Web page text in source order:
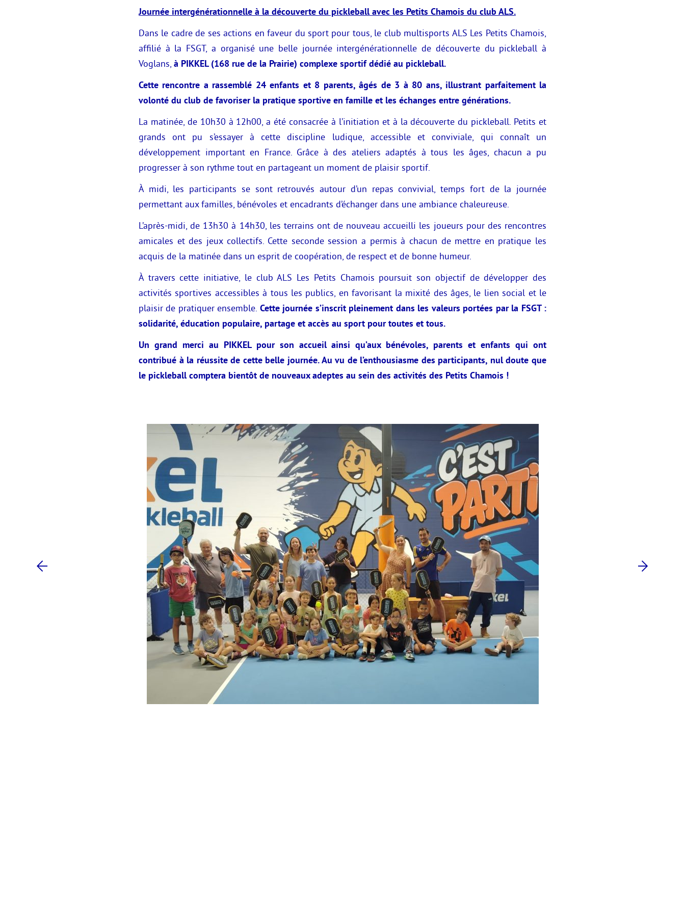
Journée intergénérationnelle à la découverte du pickleball avec les Petits Chamois du club ALS.
Dans le cadre de ses actions en faveur du sport pour tous, le club multisports ALS Les Petits Chamois,
affilié à la FSGT, a organisé une belle journée intergénérationnelle de découverte du pickleball à
Voglans, à PIKKEL (168 rue de la Prairie) complexe sportif dédié au pickleball.
Cette rencontre a rassemblé 24 enfants et 8 parents, âgés de 3 à 80 ans, illustrant parfaitement la
volonté du club de favoriser la pratique sportive en famille et les échanges entre générations.
La matinée, de 10h30 à 12h00, a été consacrée à l’initiation et à la découverte du pickleball. Petits et
grands ont pu s’essayer à cette discipline ludique, accessible et conviviale, qui connaît un
développement important en France. Grâce à des ateliers adaptés à tous les âges, chacun a pu
progresser à son rythme tout en partageant un moment de plaisir sportif.
À midi, les participants se sont retrouvés autour d’un repas convivial, temps fort de la journée
permettant aux familles, bénévoles et encadrants d’échanger dans une ambiance chaleureuse.
L’après-midi, de 13h30 à 14h30, les terrains ont de nouveau accueilli les joueurs pour des rencontres
amicales et des jeux collectifs. Cette seconde session a permis à chacun de mettre en pratique les
acquis de la matinée dans un esprit de coopération, de respect et de bonne humeur.
À travers cette initiative, le club ALS Les Petits Chamois poursuit son objectif de développer des
activités sportives accessibles à tous les publics, en favorisant la mixité des âges, le lien social et le
plaisir de pratiquer ensemble. Cette journée s’inscrit pleinement dans les valeurs portées par la FSGT :
solidarité, éducation populaire, partage et accès au sport pour toutes et tous.
Un grand merci au PIKKEL pour son accueil ainsi qu’aux bénévoles, parents et enfants qui ont
contribué à la réussite de cette belle journée. Au vu de l’enthousiasme des participants, nul doute que
le pickleball comptera bientôt de nouveaux adeptes au sein des activités des Petits Chamois !